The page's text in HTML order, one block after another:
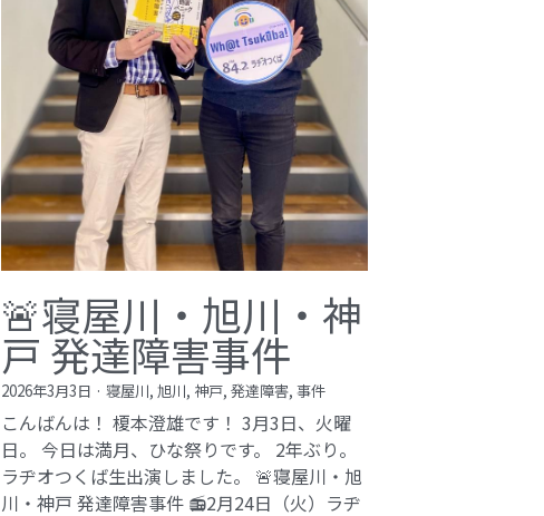
🚨寝屋川・旭川・神
戸 発達障害事件
2026年3月3日 · 寝屋川, 旭川, 神戸, 発達障害, 事件
こんばんは！ 榎本澄雄です！ 3月3日、火曜
日。 今日は満月、ひな祭りです。 2年ぶり。
ラヂオつくば生出演しました。 🚨寝屋川・旭
川・神戸 発達障害事件 📻2月24日（火）ラヂ